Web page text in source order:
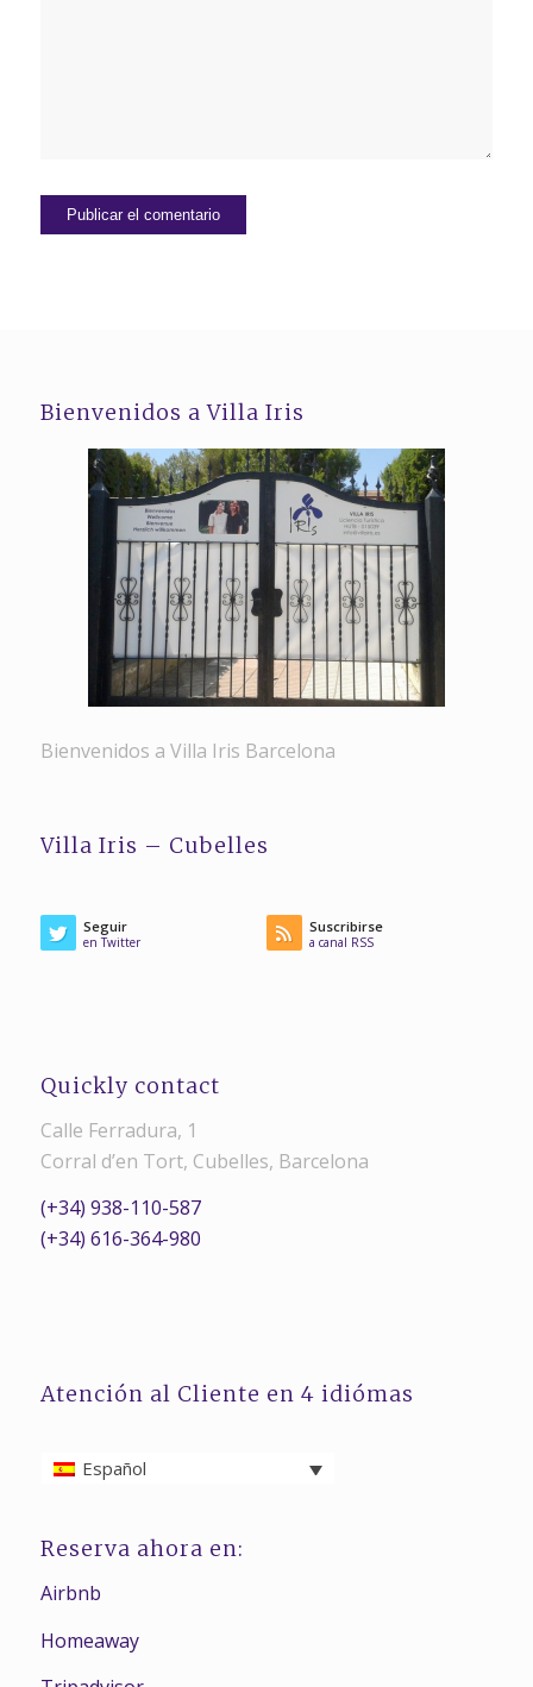
Bienvenidos a Villa Iris
Bienvenidos a Villa Iris Barcelona
Villa Iris – Cubelles
Seguir
en Twitter
Suscribirse
a canal RSS
Quickly contact
Calle Ferradura, 1
Corral d’en Tort, Cubelles, Barcelona
(+34) 938-110-587
(+34) 616-364-980
Atención al Cliente en 4 idiómas
Español
Reserva ahora en:
Airbnb
Homeaway